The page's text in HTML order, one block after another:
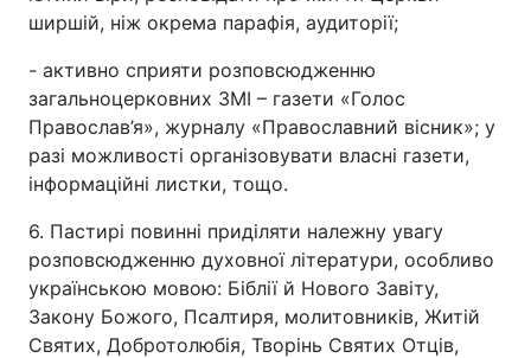
ширшій, ніж окрема парафія, аудиторії;
- активно сприяти розповсюдженню
загальноцерковних ЗМІ – газети «Голос
Православ’я», журналу «Православний вісник»; у
разі можливості організовувати власні газети,
інформаційні листки, тощо.
6. Пастирі повинні приділяти належну увагу
розповсюдженню духовної літератури, особливо
українською мовою: Біблії й Нового Завіту,
Закону Божого, Псалтиря, молитовників, Житій
Святих, Добротолюбія, Творінь Святих Отців,